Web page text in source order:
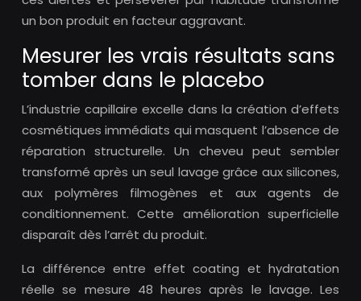
un bon produit en facteur aggravant.
Mesurer les vrais résultats sans
tomber dans le placebo
L’industrie capillaire excelle dans la création d’effets
cosmétiques immédiats qui masquent l’absence de
réparation structurelle. Un cheveu peut sembler
transformé après un seul lavage grâce aux silicones,
aux polymères filmogènes et aux agents de
conditionnement. Cette amélioration superficielle
disparaît dès l’arrêt du produit.
La différence entre effet coating et hydratation
réelle se mesure 48 heures après le lavage. Les